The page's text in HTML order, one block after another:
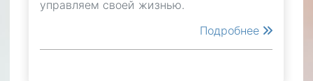
управляем своей жизнью.
Подробнее